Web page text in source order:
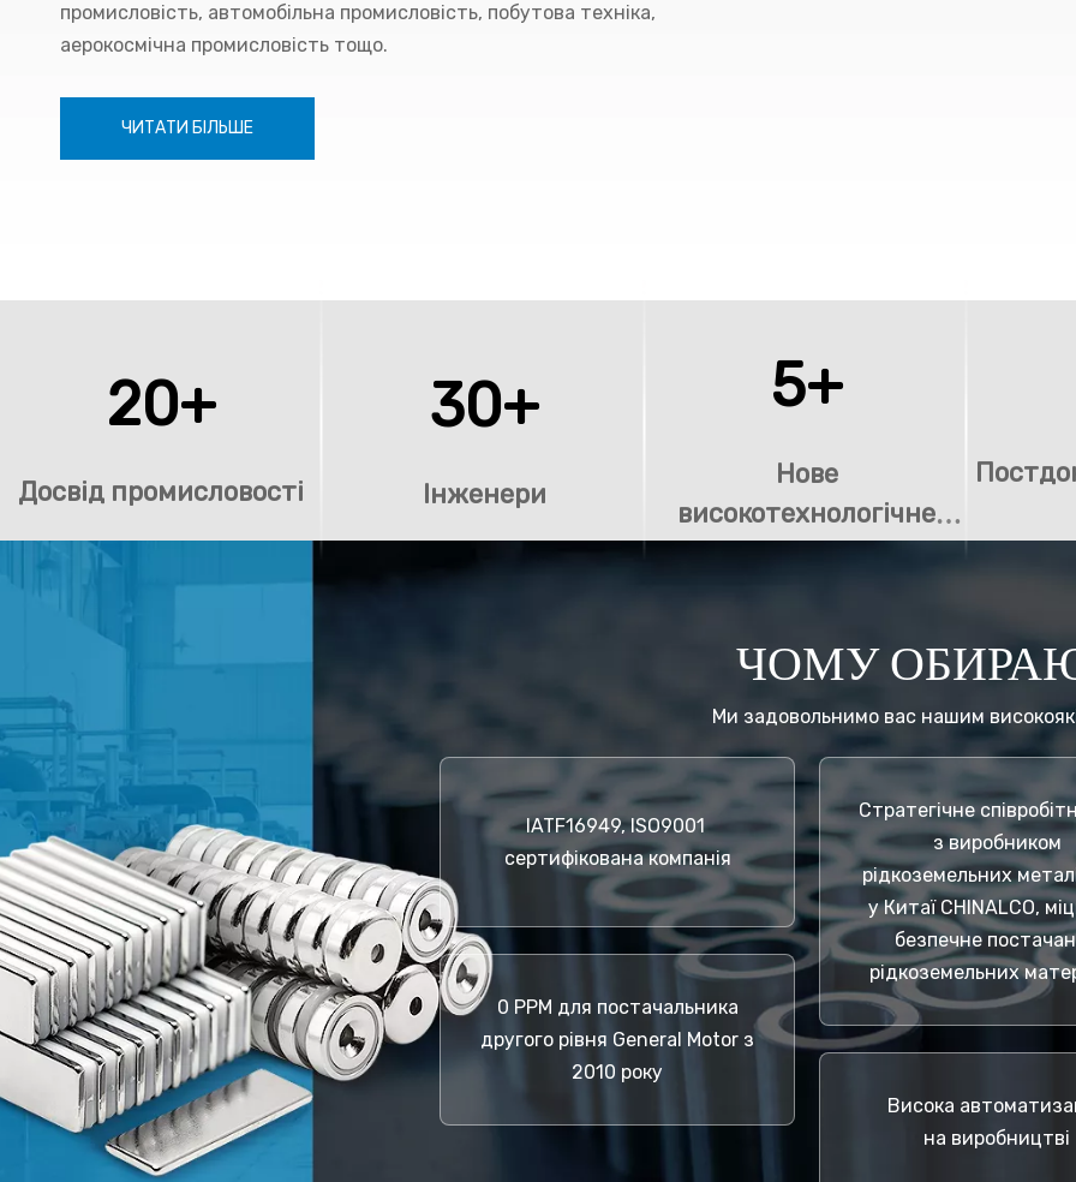
промисловість, автомобільна промисловість, побутова техніка,
аерокосмічна промисловість тощо.
ЧИТАТИ БІЛЬШЕ
20+
Досвід промисловості
30+
Інженери
5+
Нове
високотехнологічне
ЧОМУ
Ми задовольнимо вас нашим
IATF16949, ISO9001
сертифікована компанія
0 PPM для постачальника
другого рівня General Motor з
2010 року
Стратегічне
з виробником
рідкоземельних
у Китаї CHINALCO,
безпечне
рідкоземельних
Висока
на виробництві